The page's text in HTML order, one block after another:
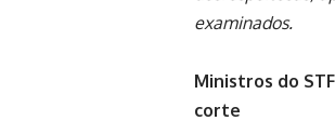
examinados.
Ministros do
corte